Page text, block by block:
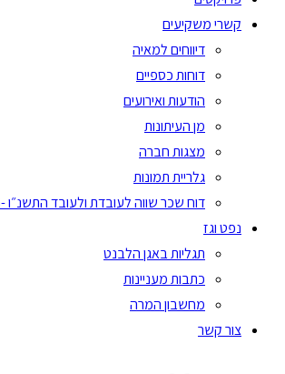
קשרי משקיעים
דיווחים למאיה
דוחות כספיים
הודעות ואירועים
מן העיתונות
מצגות חברה
גלריית תמונות
דוח שכר שווה לעובדת ולעובד התשנ״ו -1996.
נפט וגז
תגליות באגן הלבנט
כתבות מעניינות
מחשבון המרה
צור קשר